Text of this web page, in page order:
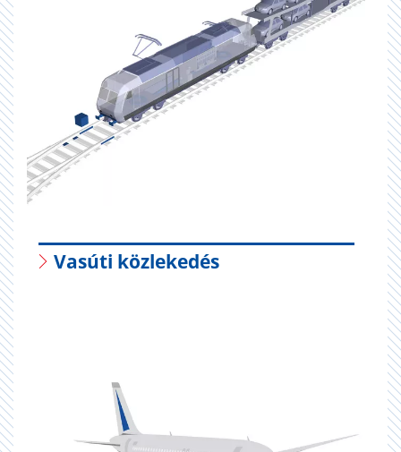
Vasúti közlekedés